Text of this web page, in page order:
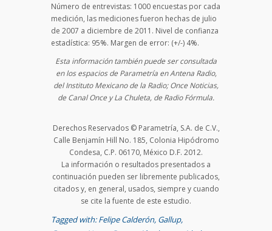
Número de entrevistas: 1000 encuestas por cada
medición, las mediciones fueron hechas de julio
de 2007 a diciembre de 2011. Nivel de confianza
estadística: 95%. Margen de error: (+/-) 4%.
Esta información también puede ser consultada
en los espacios de Parametría en Antena Radio,
del Instituto Mexicano de la Radio; Once Noticias,
de Canal Once y La Chuleta, de Radio Fórmula.
Derechos Reservados © Parametría, S.A. de C.V.,
Calle Benjamín Hill No. 185, Colonia Hipódromo
Condesa, C.P. 06170, México D.F. 2012.
La información o resultados presentados a
continuación pueden ser libremente publicados,
citados y, en general, usados, siempre y cuando
se cite la fuente de este estudio.
Tagged with: Felipe Calderón, Gallup,